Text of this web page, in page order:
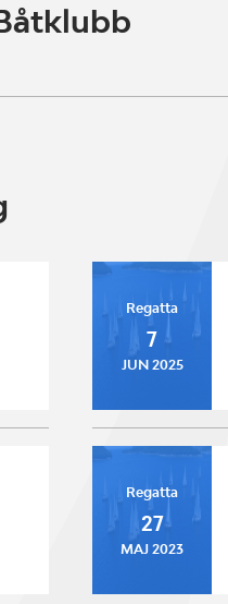
Regatta
7
JUN 2025
Regatta
27
MAJ 2023